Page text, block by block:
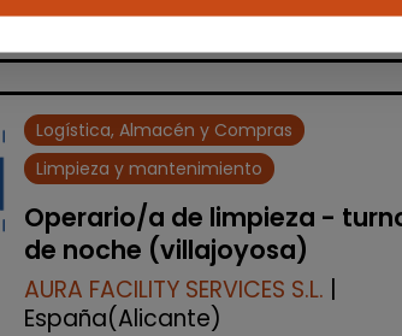
Logística, Almacén y Compras
Limpieza y mantenimiento
Operario/a de limpieza -
de noche (villajoyosa)
AURA FACILITY SERVICES S.L. |
España(Alicante)